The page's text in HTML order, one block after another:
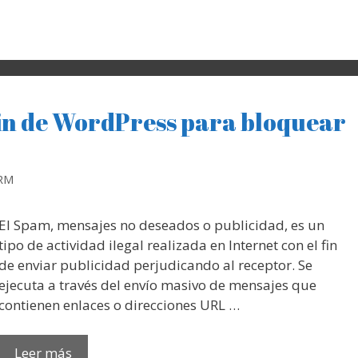
de WordPress para bloquear
Spam, mensajes no deseados o publicidad, es un
de actividad ilegal realizada en Internet con el fin
enviar publicidad perjudicando al receptor. Se
a través del envío masivo de mensajes que
enlaces o direcciones URL …
Leer más